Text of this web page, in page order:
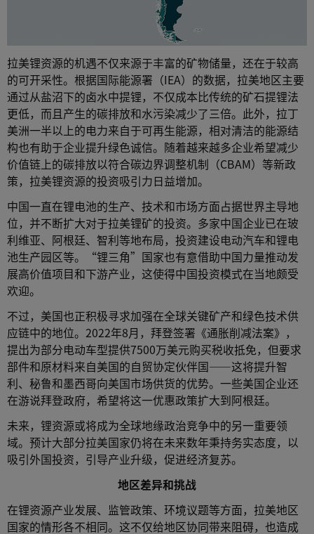
拉美锂资源的机遇不仅来源于丰富的矿物储量，还在于较高
的可开采性。根据国际能源署（IEA）的数据，拉美地区主要
通过从盐沼下的卤水中提锂，不仅成本比传统的矿石提锂法
更低，而且产生的碳排放和水污染减少了三倍。此外，拉丁
美洲一半以上的电力来自于可再生能源，相对清洁的能源结
构也有助于企业提升绿色诚信。随着越来越多企业希望减少
价值链上的碳排放以符合碳边界调整机制（CBAM）等新政
策，拉美锂资源的投资吸引力日益增加。
中国一直在锂电池的生产、技术和市场方面占据世界主导地
位，并不断扩大对于拉美锂矿的投资。多家中国企业已在玻
利维亚、阿根廷、智利等地布局，投资建设电动汽车和锂电
池生产园区等。“锂三角”国家也有意借助中国力量推动发
展高价值项目和下游产业，这使得中国投资模式在当地颇受
欢迎。
不过，美国也正积极寻求加强在全球关键矿产和绿色技术供
应链中的地位。2022年8月，拜登签署《通胀削减法案》，
提出为部分电动车型提供7500万美元购买税收抵免，但要求
部件和原材料来自美国的自贸协定伙伴国——这将提升智
利、秘鲁和墨西哥向美国市场供货的优势。一些美国企业还
在游说拜登政府，希望将这一优惠政策扩大到阿根廷。
未来，锂资源或将成为全球地缘政治竞争中的另一重要领
域。预计大部分拉美国家仍将在未来数年秉持务实态度，以
吸引外国投资，引导产业升级，促进经济复苏。
地区差异和挑战
在锂资源产业发展、监管政策、环境议题等方面，拉美地区
国家的情形各不相同。这不仅给地区协同带来阻碍，也造成